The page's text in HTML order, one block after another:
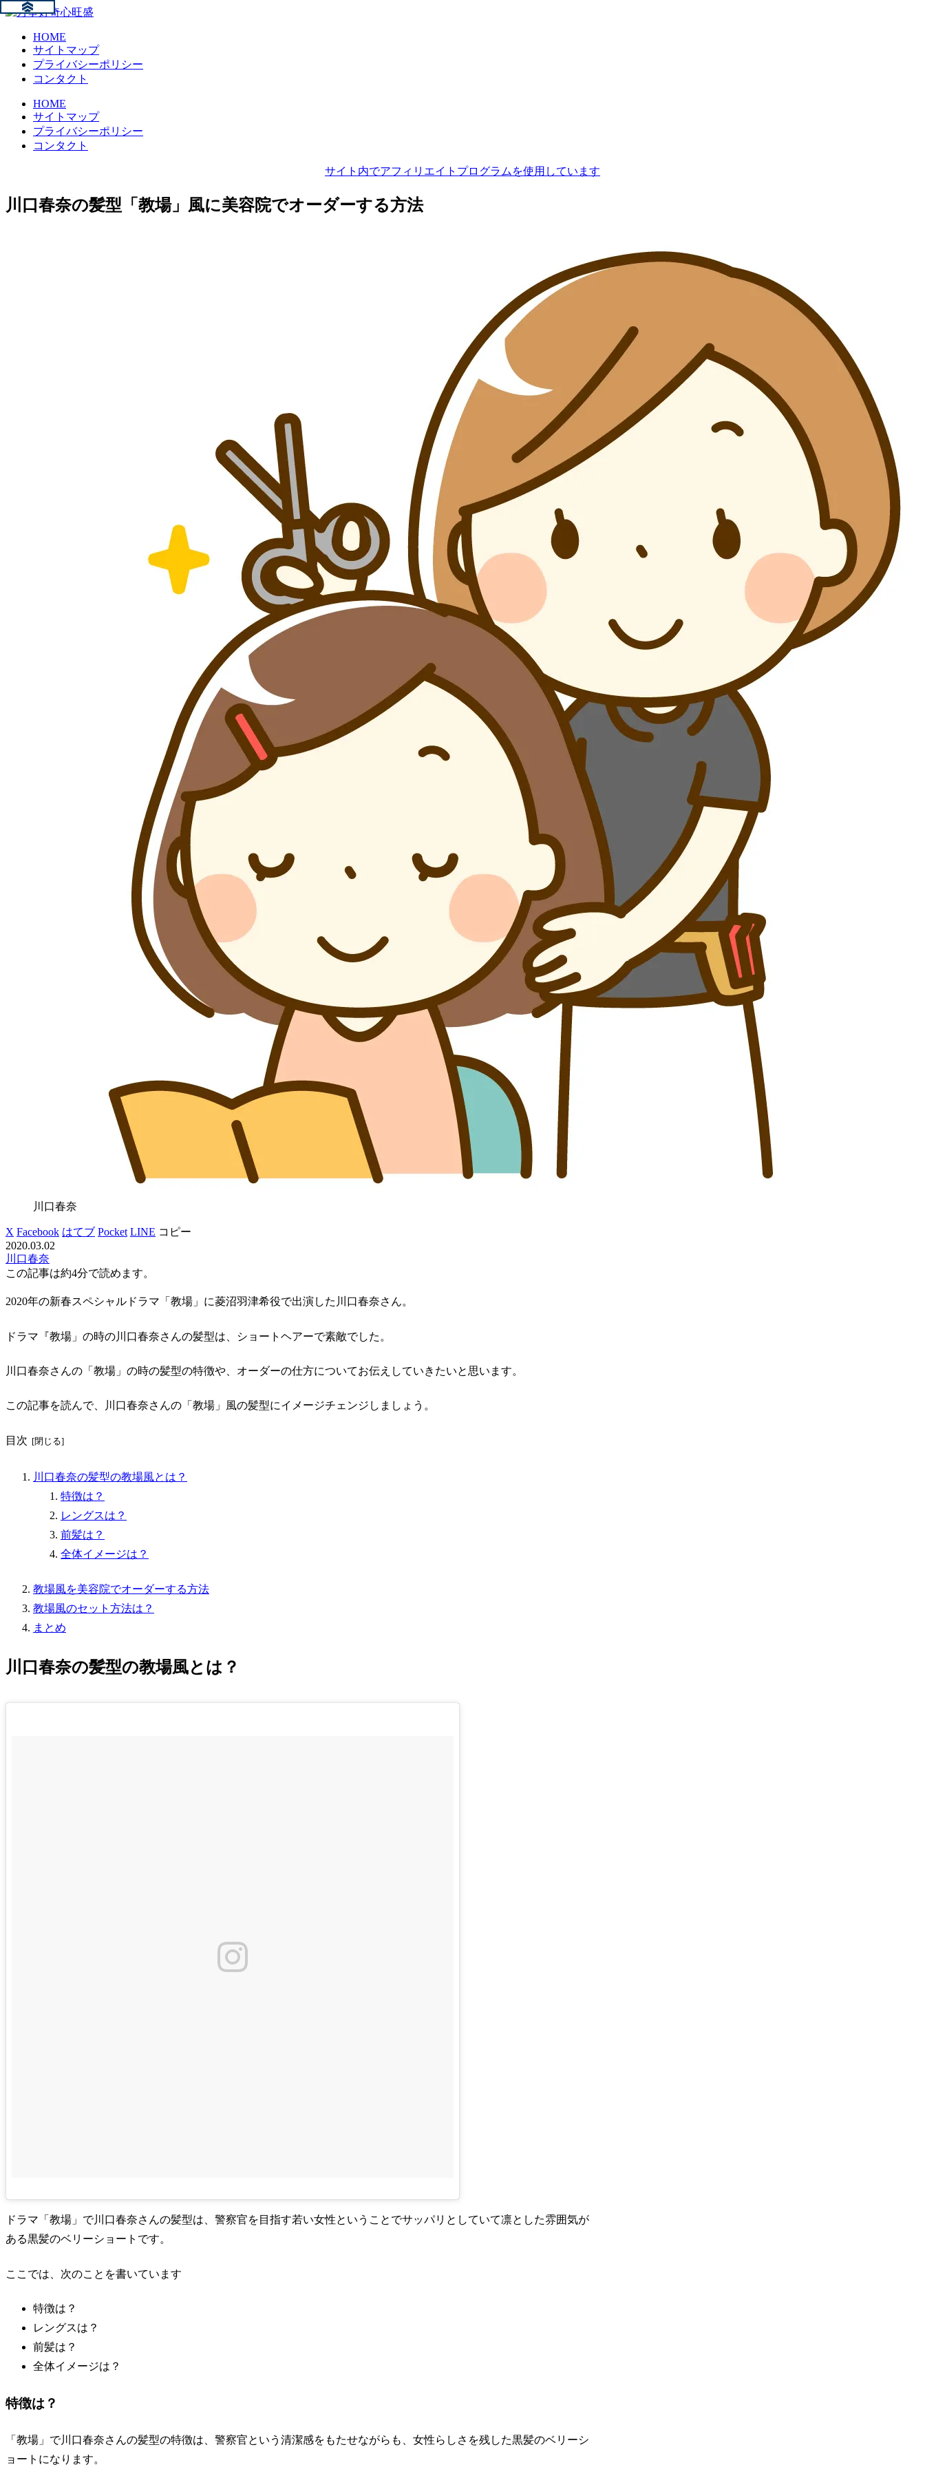
HOME
サイトマップ
プライバシーポリシー
コンタクト
HOME
サイトマップ
プライバシーポリシー
コンタクト
サイト内でアフィリエイトプログラムを使用しています
川口春奈の髪型「教場」風に美容院でオーダーする方法
川口春奈
X Facebook はてブ Pocket LINE コピー
2020.03.02
川口春奈
この記事は約4分で読めます。
2020年の新春スペシャルドラマ「教場」に菱沼羽津希役で出演した川口春奈さん。
ドラマ『教場」の時の川口春奈さんの髪型は、ショートヘアーで素敵でした。
川口春奈さんの「教場」の時の髪型の特徴や、オーダーの仕方についてお伝えしていきたいと思います。
この記事を読んで、川口春奈さんの「教場」風の髪型にイメージチェンジしましょう。
目次
川口春奈の髪型の教場風とは？
特徴は？
レングスは？
前髪は？
全体イメージは？
教場風を美容院でオーダーする方法
教場風のセット方法は？
まとめ
川口春奈の髪型の教場風とは？
ドラマ「教場」で川口春奈さんの髪型は、警察官を目指す若い女性ということでサッパリとしていて凛とした雰囲気が
ある黒髪のベリーショートです。
ここでは、次のことを書いています
特徴は？
レングスは？
前髪は？
全体イメージは？
特徴は？
「教場」で川口春奈さんの髪型の特徴は、警察官という清潔感をもたせながらも、女性らしさを残した黒髪のベリーシ
ョートになります。